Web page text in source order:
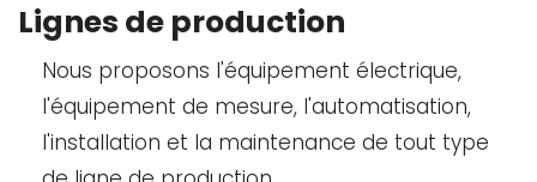
Lignes de production
Nous proposons l'équipement électrique,
l'équipement de mesure, l'automatisation,
l'installation et la maintenance de tout type